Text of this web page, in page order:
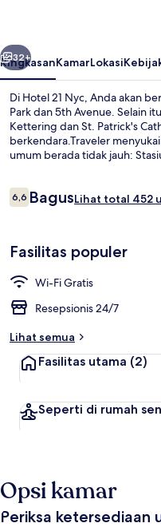
Berikutnya
32+
RingkasanKamarLokasi
Di Hotel 21 Nyc, Anda akan
Park dan 5th Avenue. Selain
Kettering dan St. Patrick's
berkendara.Traveler
umum berada tidak jauh:
Ulasan
6,66,6 dari 10
BagusLihat total 452
Fasilitas populer
Wi-Fi Gratis
Resepsionis 24/7
Lihat semua
Fasilitas utama (2)
Seperti di rumah
Opsi kamar
Periksa ketersediaan